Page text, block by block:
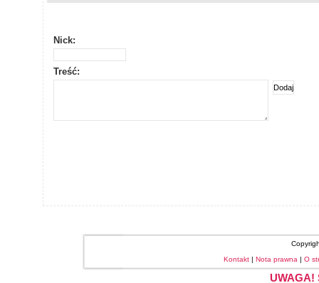
Nick:
Treść:
Kontakt | Nota prawna | O
UWAGA!